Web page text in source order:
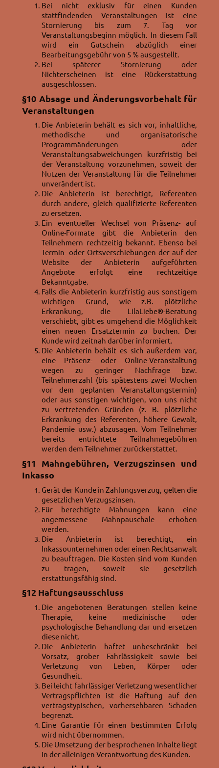
Bei nicht exklusiv für einen Kunden
stattfindenden Veranstaltungen ist eine
Stornierung bis zum 7. Tag vor
Veranstaltungsbeginn möglich. In diesem Fall
wird ein Gutschein abzüglich einer
Bearbeitungsgebühr von 5 % ausgestellt.
Bei späterer Stornierung oder
Nichterscheinen ist eine Rückerstattung
ausgeschlossen.
§10 Absage und Änderungsvorbehalt für
Veranstaltungen
Die Anbieterin behält es sich vor, inhaltliche,
methodische und organisatorische
Programmänderungen oder
Veranstaltungsabweichungen kurzfristig bei
der Veranstaltung vorzunehmen, soweit der
Nutzen der Veranstaltung für die Teilnehmer
unverändert ist.
Die Anbieterin ist berechtigt, Referenten
durch andere, gleich qualifizierte Referenten
zu ersetzen.
Ein eventueller Wechsel von Präsenz- auf
Online-Formate gibt die Anbieterin den
Teilnehmern rechtzeitig bekannt. Ebenso bei
Termin- oder Ortsverschiebungen der auf der
Website der Anbieterin aufgeführten
Angebote erfolgt eine rechtzeitige
Bekanntgabe.
Falls die Anbieterin kurzfristig aus sonstigem
wichtigen Grund, wie z.B. plötzliche
Erkrankung, die LilaLiebe®-Beratung
verschiebt, gibt es umgehend die Möglichkeit
einen neuen Ersatztermin zu buchen. Der
Kunde wird zeitnah darüber informiert.
Die Anbieterin behält es sich außerdem vor,
eine Präsenz- oder Online-Veranstaltung
wegen zu geringer Nachfrage bzw.
Teilnehmerzahl (bis spätestens zwei Wochen
vor dem geplanten Veranstaltungstermin)
oder aus sonstigen wichtigen, von uns nicht
zu vertretenden Gründen (z. B. plötzliche
Erkrankung des Referenten, höhere Gewalt,
Pandemie usw.) abzusagen. Vom Teilnehmer
bereits entrichtete Teilnahmegebühren
werden dem Teilnehmer zurückerstattet.
§11 Mahngebühren, Verzugszinsen und
Inkasso
Gerät der Kunde in Zahlungsverzug, gelten die
gesetzlichen Verzugszinsen.
Für berechtigte Mahnungen kann eine
angemessene Mahnpauschale erhoben
werden.
Die Anbieterin ist berechtigt, ein
Inkassounternehmen oder einen Rechtsanwalt
zu beauftragen. Die Kosten sind vom Kunden
zu tragen, soweit sie gesetzlich
erstattungsfähig sind.
§12 Haftungsausschluss
Die angebotenen Beratungen stellen keine
Therapie, keine medizinische oder
psychologische Behandlung dar und ersetzen
diese nicht.
Die Anbieterin haftet unbeschränkt bei
Vorsatz, grober Fahrlässigkeit sowie bei
Verletzung von Leben, Körper oder
Gesundheit.
Bei leicht fahrlässiger Verletzung wesentlicher
Vertragspflichten ist die Haftung auf den
vertragstypischen, vorhersehbaren Schaden
begrenzt.
Eine Garantie für einen bestimmten Erfolg
wird nicht übernommen.
Die Umsetzung der besprochenen Inhalte liegt
in der alleinigen Verantwortung des Kunden.